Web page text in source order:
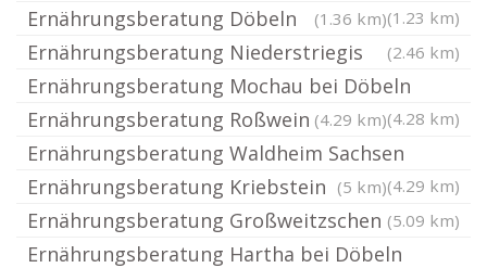
(1.23 km)
Ernährungsberatung Döbeln (1.36 km)
Ernährungsberatung Niederstriegis (2.46 km)
Ernährungsberatung Mochau bei Döbeln
(4.28 km)
Ernährungsberatung Roßwein (4.29 km)
Ernährungsberatung Waldheim Sachsen
(4.29 km)
Ernährungsberatung Kriebstein (5 km)
Ernährungsberatung Großweitzschen (5.09 km)
Ernährungsberatung Hartha bei Döbeln